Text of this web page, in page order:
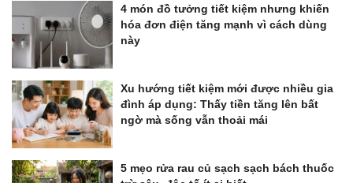
4 món đồ tưởng tiết kiệm nhưng khiến
hóa đơn điện tăng mạnh vì cách dùng
này
Xu hướng tiết kiệm mới được nhiều gia
đình áp dụng: Thấy tiền tăng lên bất
ngờ mà sống vẫn thoải mái
5 mẹo rửa rau củ sạch sạch bách thuốc